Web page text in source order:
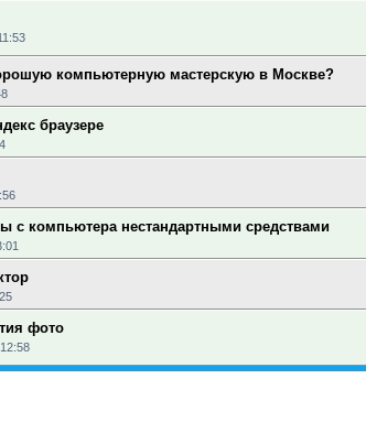
компьютерную мастерскую в Москве?
браузере
с компьютера нестандартными средствами
фото